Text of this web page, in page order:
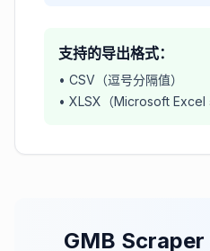
支持的导出格式：
• CSV（逗号分隔值）
• XLSX（Microsoft Excel
GMB Scraper